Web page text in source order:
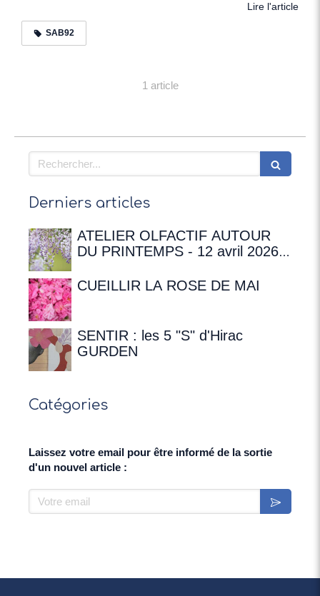
Lire l'article
SAB92
1 article
Rechercher
Derniers articles
ATELIER OLFACTIF AUTOUR
DU PRINTEMPS - 12 avril 2026 à
Chateaubriand
CUEILLIR LA ROSE DE MAI
SENTIR : les 5 "S" d'Hirac
GURDEN
Catégories
Laissez votre email pour être informé de la sortie
d'un nouvel article :
Votre email